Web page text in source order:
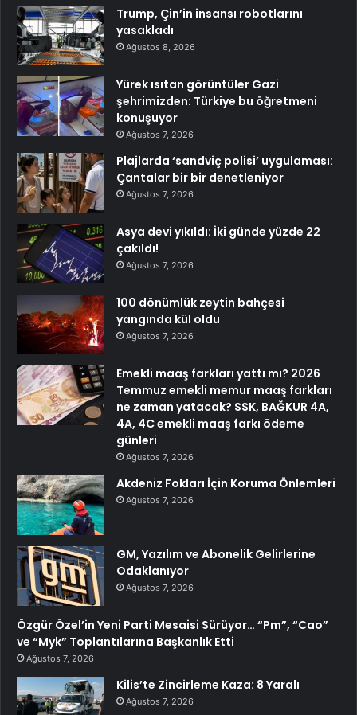
Trump, Çin’in insansı robotlarını
yasakladı
Ağustos 8, 2026
Yürek ısıtan görüntüler Gazi
şehrimizden: Türkiye bu öğretmeni
konuşuyor
Ağustos 7, 2026
Plajlarda ‘sandviç polisi’ uygulaması:
Çantalar bir bir denetleniyor
Ağustos 7, 2026
Asya devi yıkıldı: İki günde yüzde 22
çakıldı!
Ağustos 7, 2026
100 dönümlük zeytin bahçesi
yangında kül oldu
Ağustos 7, 2026
Emekli maaş farkları yattı mı? 2026
Temmuz emekli memur maaş farkları
ne zaman yatacak? SSK, BAĞKUR 4A,
4A, 4C emekli maaş farkı ödeme
günleri
Ağustos 7, 2026
Akdeniz Fokları İçin Koruma Önlemleri
Ağustos 7, 2026
GM, Yazılım ve Abonelik Gelirlerine
Odaklanıyor
Ağustos 7, 2026
Özgür Özel’in Yeni Parti Mesaisi Sürüyor… “Pm”, “Cao”
ve “Myk” Toplantılarına Başkanlık Etti
Ağustos 7, 2026
Kilis’te Zincirleme Kaza: 8 Yaralı
Ağustos 7, 2026